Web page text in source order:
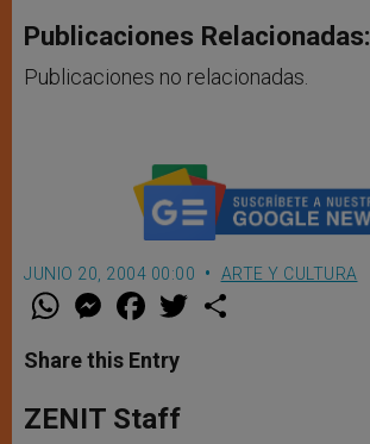
Publicaciones Relacionadas:
Publicaciones no relacionadas.
JUNIO 20, 2004 00:00 ARTE Y CULTURA
W
t
s
p
p
M
e
s
e
g
e
F
a
e
b
o
k
w
Share this Entry
ZENIT Staff